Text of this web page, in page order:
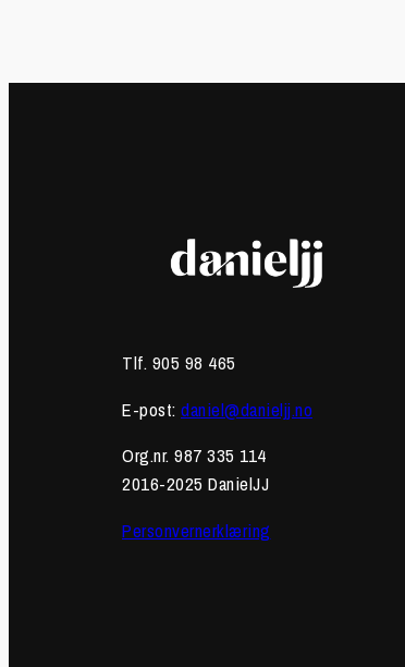
Tlf. 905 98 465
E-post: daniel@danieljj.no
Org.nr. 987 335 114
2016-2025 DanielJJ
Personvernerklæring